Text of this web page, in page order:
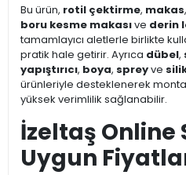
Bu ürün, rotil çektirme, makas,
boru kesme makasıve derin
tamamlayıcı aletlerle birlikte
pratik hale getirir. Ayrıca dübel,
yapıştırıcı, boya, spreyve
ürünleriyle desteklenerek
yüksek verimlilik sağlanabilir.
İzeltaş Online
Uygun